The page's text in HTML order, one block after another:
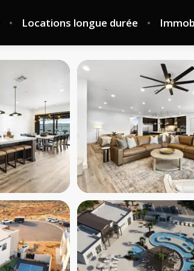
Locations longue durée